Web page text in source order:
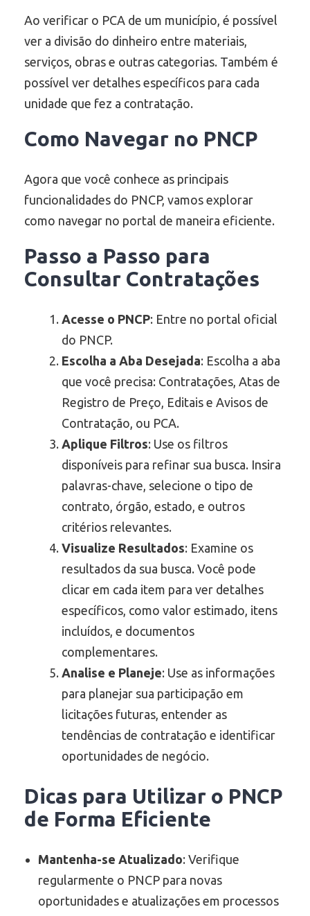
Ao verificar o PCA de um município, é possível
ver a divisão do dinheiro entre materiais,
serviços, obras e outras categorias. Também é
possível ver detalhes específicos para cada
unidade que fez a contratação.
Como Navegar no PNCP
Agora que você conhece as principais
funcionalidades do PNCP, vamos explorar
como navegar no portal de maneira eficiente.
Passo a Passo para
Consultar Contratações
Acesse o PNCP: Entre no portal oficial
do PNCP.
Escolha a Aba Desejada: Escolha a aba
que você precisa: Contratações, Atas de
Registro de Preço, Editais e Avisos de
Contratação, ou PCA.
Aplique Filtros: Use os filtros
disponíveis para refinar sua busca. Insira
palavras-chave, selecione o tipo de
contrato, órgão, estado, e outros
critérios relevantes.
Visualize Resultados: Examine os
resultados da sua busca. Você pode
clicar em cada item para ver detalhes
específicos, como valor estimado, itens
incluídos, e documentos
complementares.
Analise e Planeje: Use as informações
para planejar sua participação em
licitações futuras, entender as
tendências de contratação e identificar
oportunidades de negócio.
Dicas para Utilizar o PNCP
de Forma Eficiente
Mantenha-se Atualizado: Verifique
regularmente o PNCP para novas
oportunidades e atualizações em processos